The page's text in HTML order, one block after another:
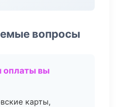
вопросы
оплаты вы
карты,